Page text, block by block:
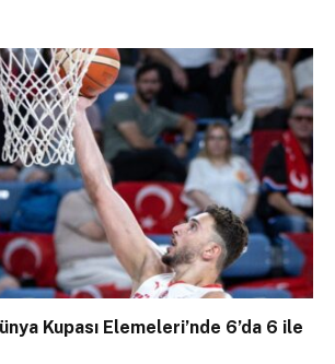
Kupası Elemeleri’nde 6’da 6 ile